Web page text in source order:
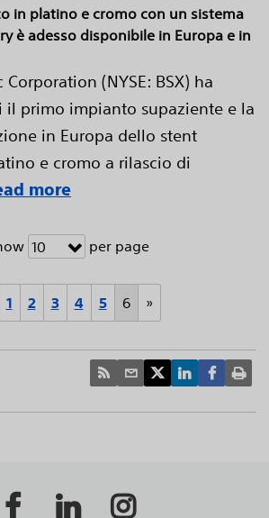
in platino e cromo con un sistema
è adesso disponibile in Europa e in
(NYSE: BSX) ha
il primo impianto supaziente e la
in Europa dello stent
e cromo a rilascio di
more
10 per page
1 2 3 4 5 6 »